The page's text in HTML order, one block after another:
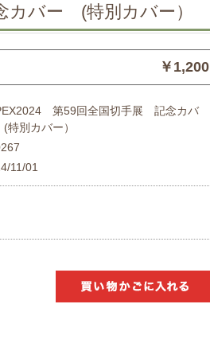
バー (特別カバー）
￥1,200
第59回全国切手展 記念カバ
別カバー）
11/01